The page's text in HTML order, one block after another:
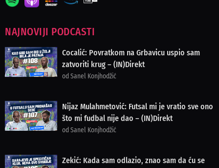
NAJNOVIJI PODCASTI
Cocalić: Povratkom na Grbavicu uspio sam
zatvoriti krug – (IN)Direkt
od Sanel Konjhodžić
Nijaz Mulahmetović: Futsal mi je vratio sve ono
što mi fudbal nije dao – (IN)Direkt
od Sanel Konjhodžić
Zekić: Kada sam odlazio, znao sam da ću se